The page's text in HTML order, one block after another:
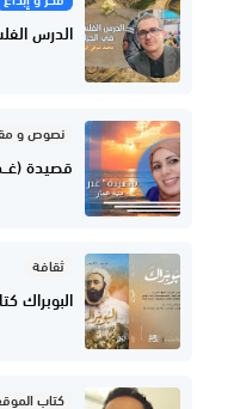
الدرس
نصوص و
قصيدة
ثقافة
البوبراك
كتاب